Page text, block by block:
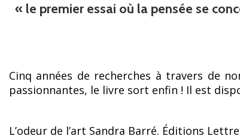
« le premier essai où la pensée se
Cinq années de recherches à travers de
passionnantes, le livre sort enfin ! Il est
L’odeur de l’art Sandra Barré. Éditions